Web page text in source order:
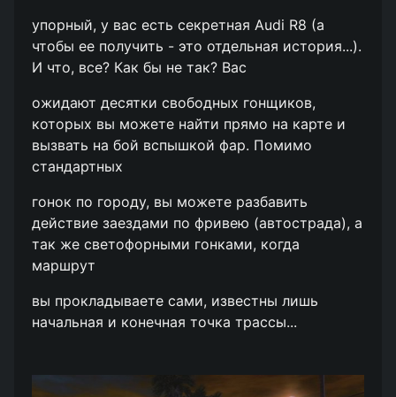
упорный, у вас есть секретная Audi R8 (а
чтобы ее получить - это отдельная история...).
И что, все? Как бы не так? Вас
ожидают десятки свободных гонщиков,
которых вы можете найти прямо на карте и
вызвать на бой вспышкой фар. Помимо
стандартных
гонок по городу, вы можете разбавить
действие заездами по фривею (автострада), а
так же светофорными гонками, когда
маршрут
вы прокладываете сами, известны лишь
начальная и конечная точка трассы...